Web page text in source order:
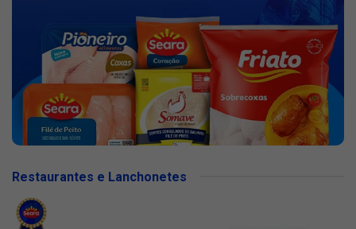
Restaurantes e Lanchonetes